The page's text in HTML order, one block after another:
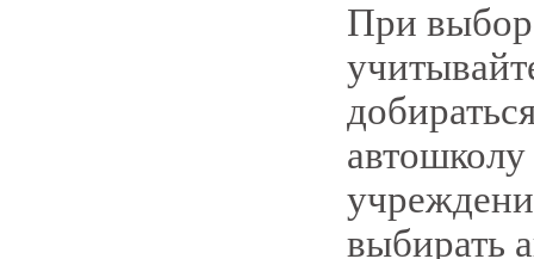
При
выбирать